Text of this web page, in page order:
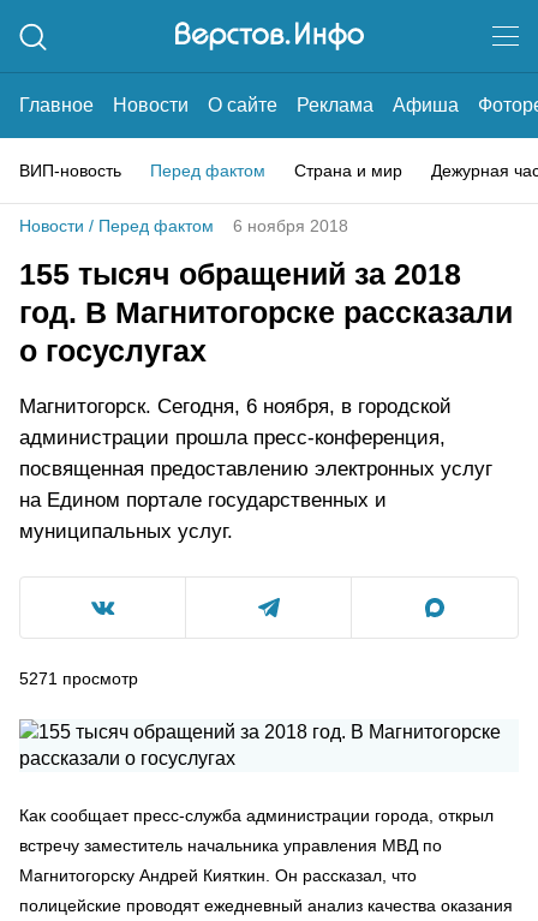
Главное Новости О сайте Реклама Афиша
ВИП-новость Перед фактом Страна и мир Дежурная
Новости / Перед фактом 6 ноября 2018
155 тысяч обращений за 2018
год. В Магнитогорске рассказали
о госуслугах
Магнитогорск. Сегодня, 6 ноября, в городской
администрации прошла пресс-конференция,
посвященная предоставлению электронных услуг
на Едином портале государственных и
муниципальных услуг.
5271 просмотр
Как сообщает пресс-служба администрации города, открыл
встречу заместитель начальника управления МВД по
Магнитогорску Андрей Кияткин. Он рассказал, что
полицейские проводят ежедневный анализ качества оказания